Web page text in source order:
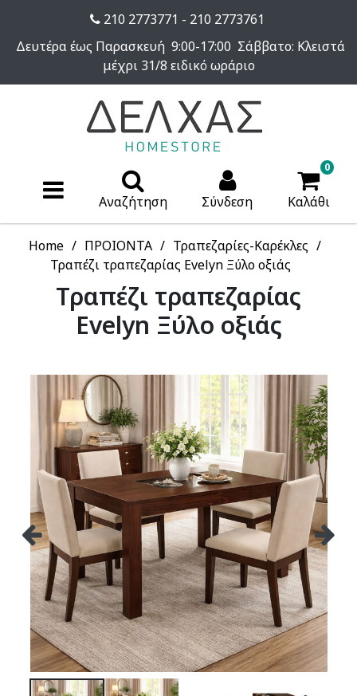
210 2773771 - 210 2773761
Δευτέρα έως Παρασκευή 9:00-17:00 Σάββατο: Κλειστά
μέχρι 31/8 ειδικό ωράριο
Αναζήτηση Σύνδεση
0
Καλάθι
Home ΠΡΟΙΟΝΤΑ
Τραπεζαρίες-Καρέκλες
Τραπέζι τραπεζαρίας Evelyn Ξύλο οξιάς
Τραπέζι τραπεζαρίας
Evelyn Ξύλο οξιάς